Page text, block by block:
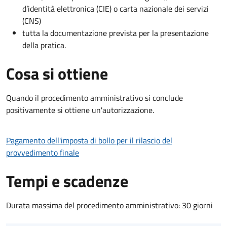
d’identità elettronica (CIE) o carta nazionale dei servizi
(CNS)
tutta la documentazione prevista per la presentazione
della pratica.
Cosa si ottiene
Quando il procedimento amministrativo si conclude
positivamente si ottiene un'autorizzazione.
Pagamento dell'imposta di bollo per il rilascio del
provvedimento finale
Tempi e scadenze
Durata massima del procedimento amministrativo: 30 giorni